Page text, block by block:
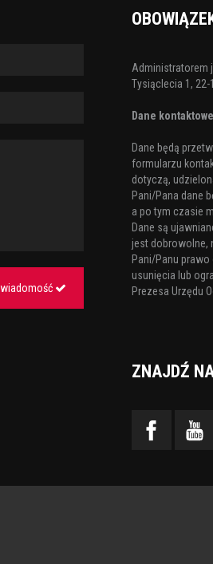
Administratorem
Tysiąclecia 1, 22-
Dane
Dane będą
formularzu
dotyczą,
Pani/Pana dane
a po tym czasie
Dane są
jest dobrowolne,
Pani/Panu
usunięcia lub
Prezesa Urzędu
ZNAJDŹ